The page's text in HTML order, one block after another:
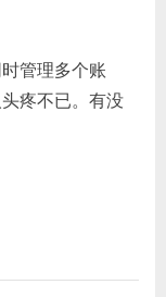
管理多个账
疼不已。有没